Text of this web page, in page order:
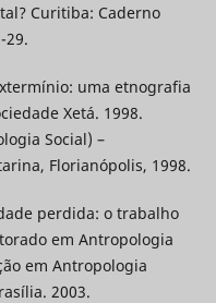
Curitiba: Caderno
29.
uma etnografia
Xetá. 1998.
Social) –
Florianópolis, 1998.
perdida: o trabalho
em Antropologia
em Antropologia
2003.